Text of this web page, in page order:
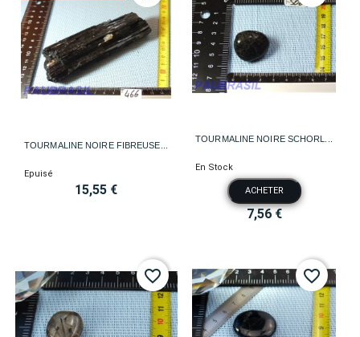
TOURMALINE NOIRE FIBREUSE...
Epuisé
15,55 €
TOURMALINE NOIRE SCHORL...
En Stock
ACHETER
7,56 €
favorite_border favorite_border